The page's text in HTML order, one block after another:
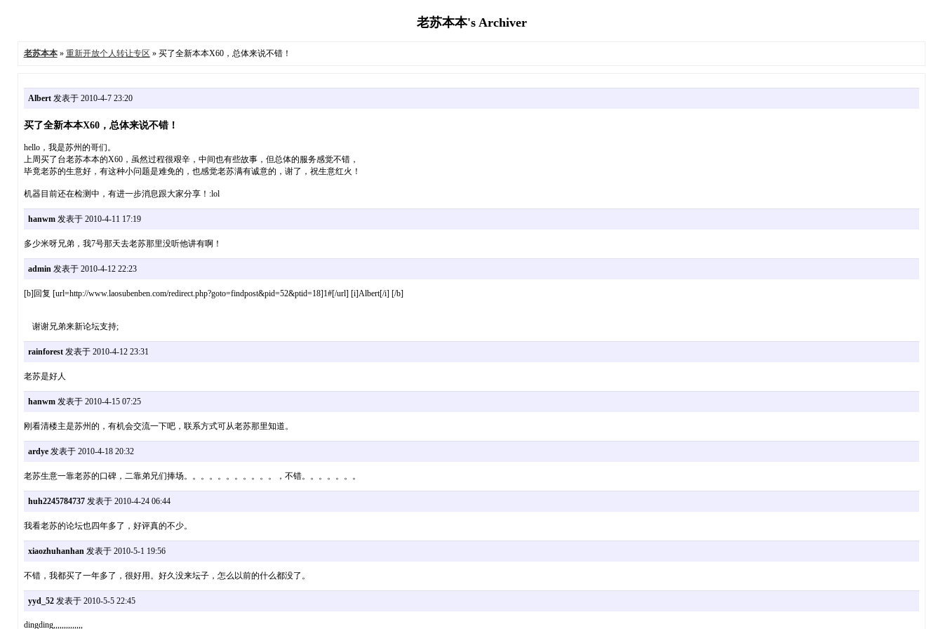
老苏本本's Archiver
老苏本本» 重新开放个人转让专区 » 买了全新本本X60，总体来说不错！
Albert发表于 2010-4-7 23:20
买了全新本本X60，总体来说不错！
hello，我是苏州的哥们。
上周买了台老苏本本的X60，虽然过程很艰辛，中间也有些故事，但总体的服务感觉不错，
毕竟老苏的生意好，有这种小问题是难免的，也感觉老苏满有诚意的，谢了，祝生意红火！
机器目前还在检测中，有进一步消息跟大家分享！:lol
hanwm发表于 2010-4-11 17:19
多少米呀兄弟，我7号那天去老苏那里没听他讲有啊！
admin发表于 2010-4-12 22:23
[b]回复 [url=http://www.laosubenben.com/redirect.php?goto=findpost&pid=52&ptid=18]1#[/url] [i]Albert[/i] [/b]
谢谢兄弟来新论坛支持;
rainforest发表于 2010-4-12 23:31
老苏是好人
hanwm发表于 2010-4-15 07:25
刚看清楼主是苏州的，有机会交流一下吧，联系方式可从老苏那里知道。
ardye发表于 2010-4-18 20:32
老苏生意一靠老苏的口碑，二靠弟兄们捧场。。。。。。。。。。。，不错。。。。。。。
huh2245784737发表于 2010-4-24 06:44
我看老苏的论坛也四年多了，好评真的不少。
xiaozhuhanhan发表于 2010-5-1 19:56
不错，我都买了一年多了，很好用。好久没来坛子，怎么以前的什么都没了。
yyd_52发表于 2010-5-5 22:45
dingding,,,,,,,,,,,,,,